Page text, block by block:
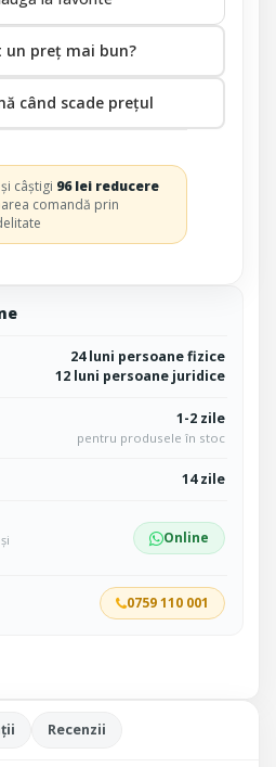
24 luni persoane fizice
12 luni persoane juridice
1-2 zile
pentru produsele în stoc
14 zile
Online
0759 110 001
un preț mai bun?
când scade prețul
câștigi 96 lei reducere
comandă prin
Recenzii